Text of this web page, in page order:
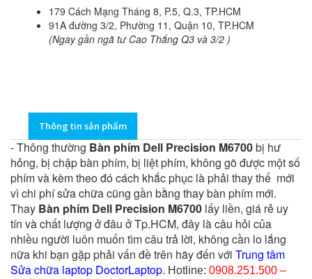
179 Cách Mạng Tháng 8, P.5, Q.3, TP.HCM
91A đường 3/2, Phường 11, Quận 10, TP.HCM
(Ngay gần ngã tư Cao Thắng Q3 và 3/2 )
Thông tin sản phẩm
- Thông thường Bàn phím Dell Precision M6700bị hư
hỏng, bị chập bàn phím, bị liệt phím, không gõ được một số
phím và kèm theo đó cách khắc phục là phải thay thế mới
vì chi phí sửa chữa cũng gần bằng thay bàn phím mới.
Thay Bàn phím Dell Precision M6700 lấy liền, giá rẻ uy
tín và chất lượng ở đâu ở Tp.HCM, đây là câu hỏi của
nhiều người luôn muốn tìm câu trả lời, không cần lo lắng
nữa khi bạn gặp phải vấn đề trên hãy đến với Trung tâm
Sửa chữa laptop DoctorLaptop. Hotline: 0908.251.500 –